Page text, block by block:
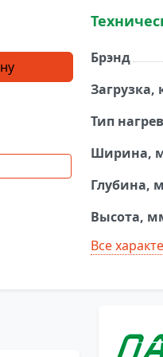
Брэнд
Загрузка,
Тип
Ширина,
Глубина,
Высота,
Все